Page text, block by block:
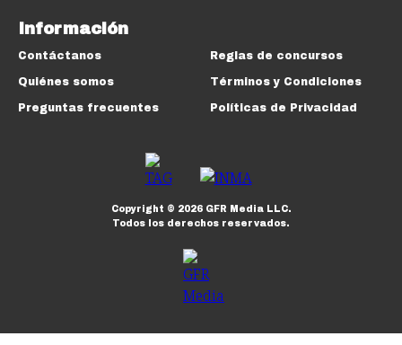
Información
Contáctanos
Quiénes somos
Preguntas frecuentes
Reglas de concursos
Términos y Condiciones
Políticas de Privacidad
Copyright © 2026GFR Media LLC.
Todos los derechos reservados.